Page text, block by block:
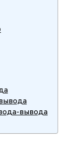
вывода